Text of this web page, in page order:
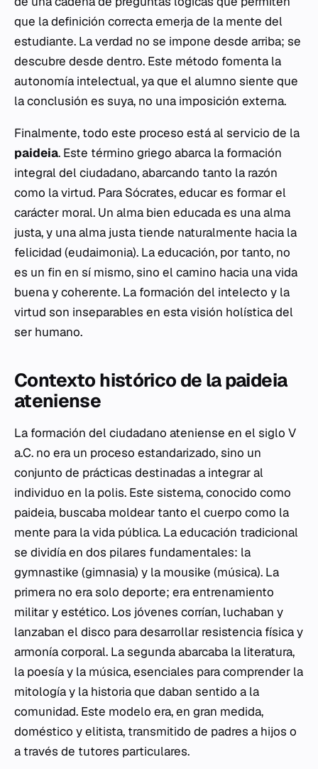
que la definición correcta emerja de la mente del
estudiante. La verdad no se impone desde arriba; se
descubre desde dentro. Este método fomenta la
autonomía intelectual, ya que el alumno siente que
la conclusión es suya, no una imposición externa.
Finalmente, todo este proceso está al servicio de la
paideia. Este término griego abarca la formación
integral del ciudadano, abarcando tanto la razón
como la virtud. Para Sócrates, educar es formar el
carácter moral. Un alma bien educada es una alma
justa, y una alma justa tiende naturalmente hacia la
felicidad (eudaimonia). La educación, por tanto, no
es un fin en sí mismo, sino el camino hacia una vida
buena y coherente. La formación del intelecto y la
virtud son inseparables en esta visión holística del
ser humano.
Contexto histórico de la paideia
ateniense
La formación del ciudadano ateniense en el siglo V
a.C. no era un proceso estandarizado, sino un
conjunto de prácticas destinadas a integrar al
individuo en la polis. Este sistema, conocido como
paideia, buscaba moldear tanto el cuerpo como la
mente para la vida pública. La educación tradicional
se dividía en dos pilares fundamentales: la
gymnastike (gimnasia) y la mousike (música). La
primera no era solo deporte; era entrenamiento
militar y estético. Los jóvenes corrían, luchaban y
lanzaban el disco para desarrollar resistencia física y
armonía corporal. La segunda abarcaba la literatura,
la poesía y la música, esenciales para comprender la
mitología y la historia que daban sentido a la
comunidad. Este modelo era, en gran medida,
doméstico y elitista, transmitido de padres a hijos o
a través de tutores particulares.